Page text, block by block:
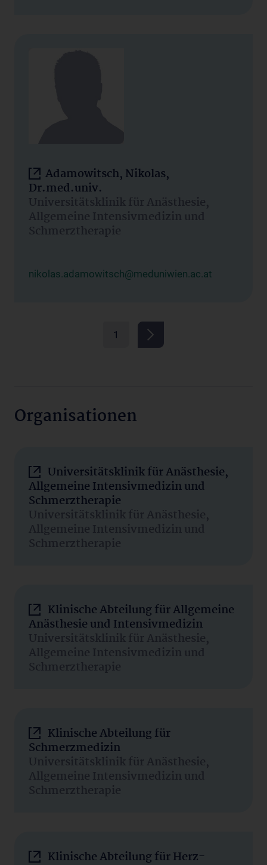
Adamowitsch, Nikolas,
Dr.med.univ.
Universitätsklinik für Anästhesie,
Allgemeine Intensivmedizin und
Schmerztherapie
nikolas.adamowitsch@meduniwien.ac.at
1
Organisationen
Universitätsklinik für Anästhesie,
Allgemeine Intensivmedizin und
Schmerztherapie
Universitätsklinik für Anästhesie,
Allgemeine Intensivmedizin und
Schmerztherapie
Klinische Abteilung für Allgemeine
Anästhesie und Intensivmedizin
Universitätsklinik für Anästhesie,
Allgemeine Intensivmedizin und
Schmerztherapie
Klinische Abteilung für
Schmerzmedizin
Universitätsklinik für Anästhesie,
Allgemeine Intensivmedizin und
Schmerztherapie
Klinische Abteilung für Herz-